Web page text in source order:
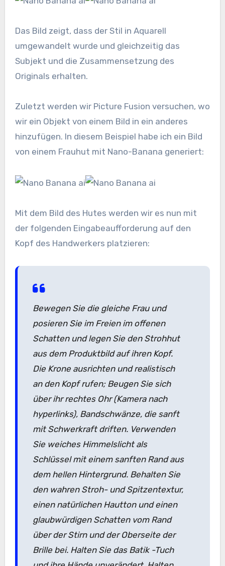
Das Bild zeigt, dass der Stil in Aquarell
umgewandelt wurde und gleichzeitig das
Subjekt und die Zusammensetzung des
Originals erhalten.
Zuletzt werden wir Picture Fusion versuchen, wo
wir ein Objekt von einem Bild in ein anderes
hinzufügen. In diesem Beispiel habe ich ein Bild
von einem Frauhut mit Nano-Banana generiert:
Mit dem Bild des Hutes werden wir es nun mit
der folgenden Eingabeaufforderung auf den
Kopf des Handwerkers platzieren:
Bewegen Sie die gleiche Frau und
posieren Sie im Freien im offenen
Schatten und legen Sie den Strohhut
aus dem Produktbild auf ihren Kopf.
Die Krone ausrichten und realistisch
an den Kopf rufen; Beugen Sie sich
über ihr rechtes Ohr (Kamera nach
hyperlinks), Bandschwänze, die sanft
mit Schwerkraft driften. Verwenden
Sie weiches Himmelslicht als
Schlüssel mit einem sanften Rand aus
dem hellen Hintergrund. Behalten Sie
den wahren Stroh- und Spitzentextur,
einen natürlichen Hautton und einen
glaubwürdigen Schatten vom Rand
über der Stirn und der Oberseite der
Brille bei. Halten Sie das Batik -Tuch